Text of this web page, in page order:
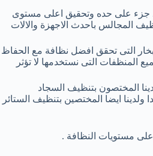
جزء على حده وتحقيق اعلى مستوى
المجالس باحدث الاجهزة والالات
التى تحقق افضل نظافة مع الحفاظ
المنظفات التى نستخدمها لا تؤثر
المختصون بتنظيف السجاد
ايضا المختصين بتنظيف الستائر
مستويات النظافة .